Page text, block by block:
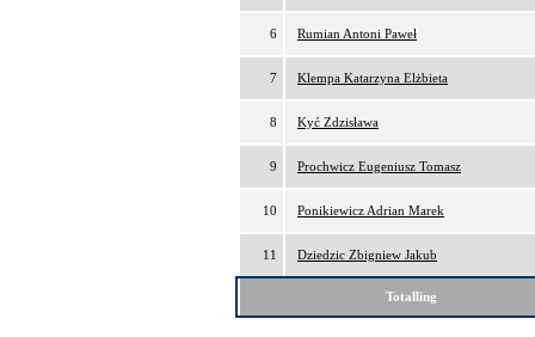
6 Rumian Antoni Paweł
7 Klempa Katarzyna Elżbieta
8 Kyć Zdzisława
9 Prochwicz Eugeniusz Tomasz
10 Ponikiewicz Adrian Marek
11 Dziedzic Zbigniew Jakub
Totalling